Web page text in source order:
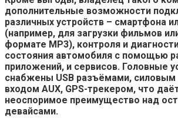
дополнительные возможности
различных устройств – смартфона
(например, для загрузки фильмов
формате MP3), контроля и
состояния автомобиля с помощью
приложений, и сервисов. Головные
снабжены USB разъёмами, силовым
входом AUX, GPS-трекером, что
неоспоримое преимущество над
девайсами.